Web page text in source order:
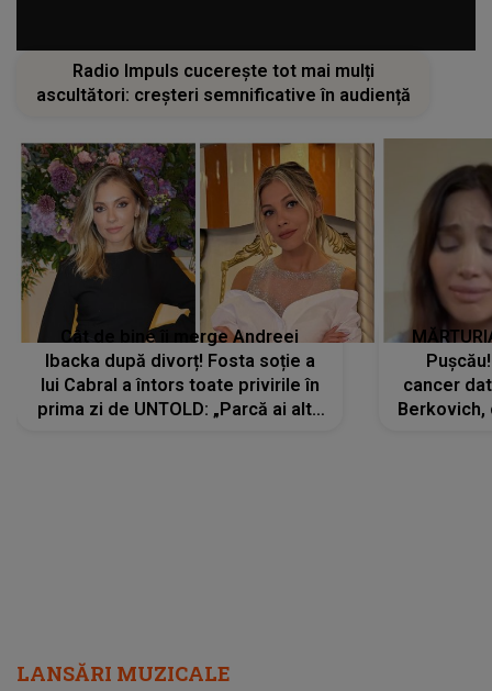
Radio Impuls cucerește tot mai mulți
ascultători: creșteri semnificative în audiență
Cât de bine îi merge Andreei
Ibacka după divorț! Fosta soție a
lui Cabral a întors toate privirile în
prima zi de UNTOLD: „Parcă ai altă
cancer
Berkovich,
LANSĂRI MUZICALE